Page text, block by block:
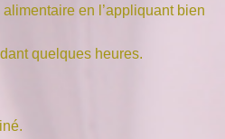
en l’appliquant bien
quelques heures.